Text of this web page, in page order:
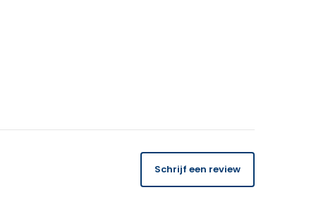
gecrediteerd. Bij ontvangst van
binnen 14 dagen de kosten van het
Schrijf een review